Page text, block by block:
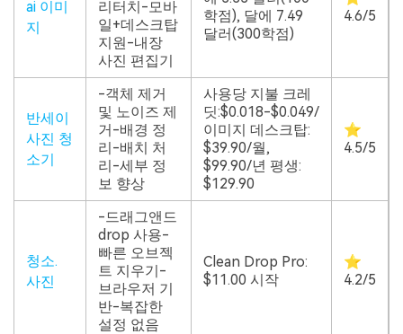
ai 이미
지
리터치-모바
일+데스크탑
지원-내장
사진 편집기
학점), 달에 7.49
달러(300학점)
4.6/5
반세이
사진 청
소기
-객체 제거
및 노이즈 제
거-배경 정
리-배치 처
리-세부 정
보 향상
사용당 지불 크레
딧:$0.018-$0.049/
이미지 데스크탑:
$39.90/월,
$99.90/년 평생:
$129.90
⭐
4.5/5
청소.
사진
-드래그앤드
drop 사용-
빠른 오브젝
트 지우기-
브라우저 기
반-복잡한
설정 없음
Clean Drop Pro:
$11.00 시작
⭐
4.2/5